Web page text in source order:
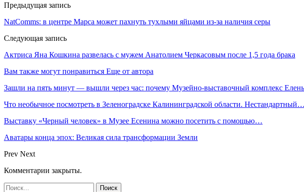
Предыдущая запись
NatComms: в центре Марса может пахнуть тухлыми яйцами из-за наличия серы
Следующая запись
Актриса Яна Кошкина развелась с мужем Анатолием Черкасовым после 1,5 года брака
Вам также могут понравиться Еще от автора
Зашли на пять минут — вышли через час: почему Музейно-выставочный комплекс
Что необычное посмотреть в Зеленоградске Калининградской области. Нестандартный…
Выставку «Черный человек» в Музее Есенина можно посетить с помощью…
Аватары конца эпох: Великая сила трансформации Земли
Prev Next
Комментарии закрыты.